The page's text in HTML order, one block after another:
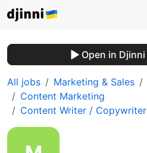
Open in
All jobs Marketing & Sales
Content Marketing
Content Writer /